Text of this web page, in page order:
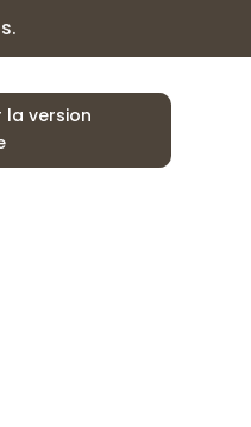
la version